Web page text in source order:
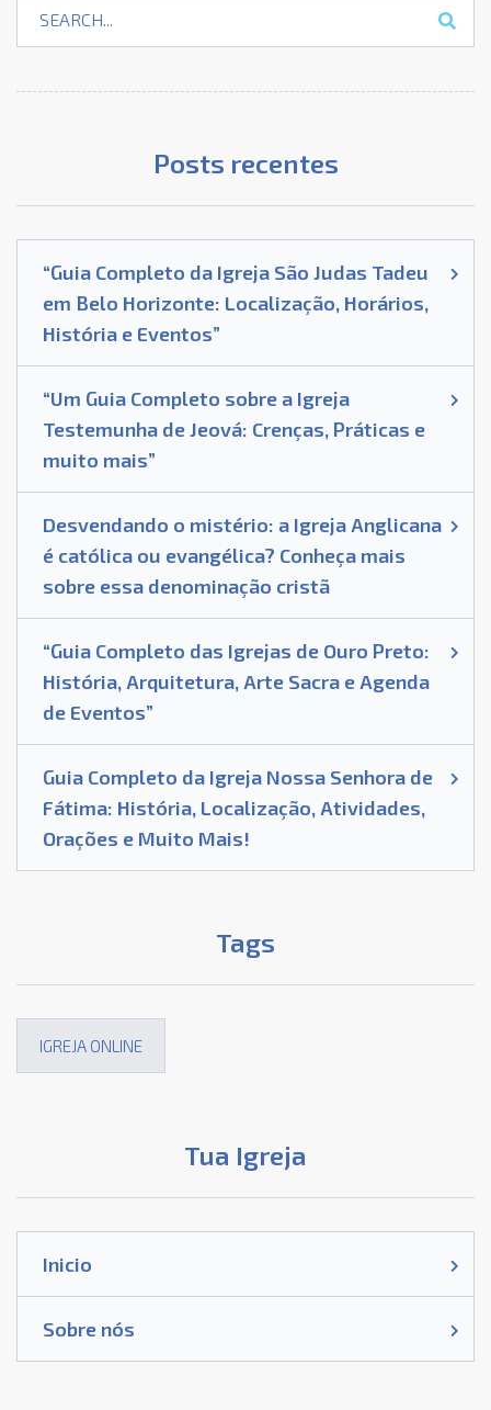
Posts recentes
“Guia Completo da Igreja São Judas Tadeu
em Belo Horizonte: Localização, Horários,
História e Eventos”
“Um Guia Completo sobre a Igreja
Testemunha de Jeová: Crenças, Práticas e
muito mais”
Desvendando o mistério: a Igreja Anglicana
é católica ou evangélica? Conheça mais
sobre essa denominação cristã
“Guia Completo das Igrejas de Ouro Preto:
História, Arquitetura, Arte Sacra e Agenda
de Eventos”
Guia Completo da Igreja Nossa Senhora de
Fátima: História, Localização, Atividades,
Orações e Muito Mais!
Tags
IGREJA ONLINE
Tua Igreja
Inicio
Sobre nós